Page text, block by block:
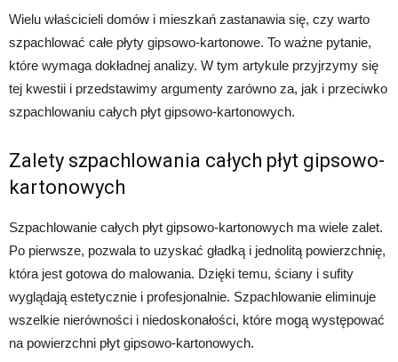
Wielu właścicieli domów i mieszkań zastanawia się, czy warto
szpachlować całe płyty gipsowo-kartonowe. To ważne pytanie,
które wymaga dokładnej analizy. W tym artykule przyjrzymy się
tej kwestii i przedstawimy argumenty zarówno za, jak i przeciwko
szpachlowaniu całych płyt gipsowo-kartonowych.
Zalety szpachlowania całych płyt gipsowo-
kartonowych
Szpachlowanie całych płyt gipsowo-kartonowych ma wiele zalet.
Po pierwsze, pozwala to uzyskać gładką i jednolitą powierzchnię,
która jest gotowa do malowania. Dzięki temu, ściany i sufity
wyglądają estetycznie i profesjonalnie. Szpachlowanie eliminuje
wszelkie nierówności i niedoskonałości, które mogą występować
na powierzchni płyt gipsowo-kartonowych.